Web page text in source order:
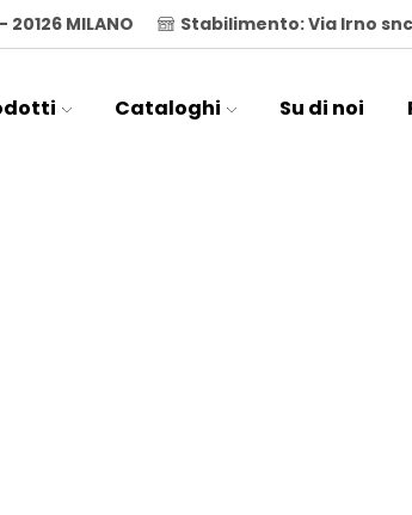
MILANO Stabilimento: Via Irno snc
Cataloghi Su di noi